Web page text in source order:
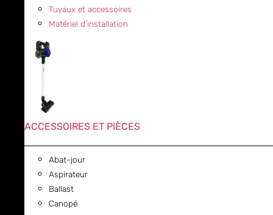
Tuyaux et accessoires
Matériel d’installation
ACCESSOIRES ET PIÈCES
Abat-jour
Aspirateur
Ballast
Canopé